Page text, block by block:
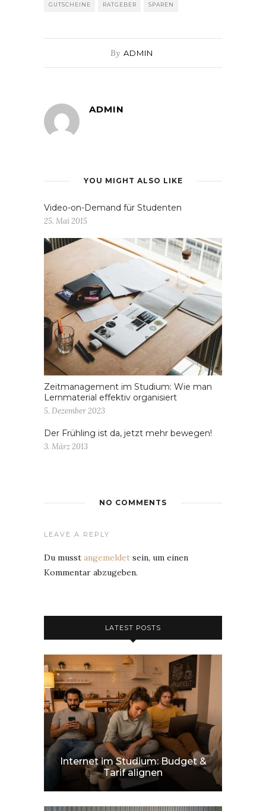
GUTSCHEINE RATGEBER SPAREN
By ADMIN
ADMIN
YOU MIGHT ALSO LIKE
Video-on-Demand für Studenten
25. Mai 2015
Zeitmanagement im Studium: Wie man
Lernmaterial effektiv organisiert
5. Dezember 2023
Der Frühling ist da, jetzt mehr bewegen!
3. März 2013
NO COMMENTS
LEAVE A REPLY
Du musst angemeldet sein, um einen
Kommentar abzugeben.
LATEST POSTS
Internet im Studium: Budget &
Tarif alignen